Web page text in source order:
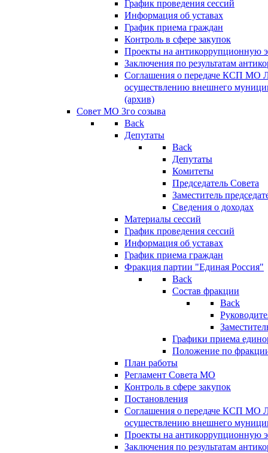
График проведения сессий
Информация об уставах
График приема граждан
Контроль в сфере закупок
Проекты на антикоррупционную
Заключения по результатам
Соглашения о передаче КСП МО
осуществлению внешнего
(архив)
Совет МО 3го созыва
Back
Депутаты
Back
Депутаты
Комитеты
Председатель Совета
Заместитель
Сведения о доходах
Материалы сессий
График проведения сессий
Информация об уставах
График приема граждан
Фракция партии "Единая Россия"
Back
Состав фракции
Back
Графики приема
Положение по
План работы
Регламент Совета МО
Контроль в сфере закупок
Постановления
Соглашения о передаче КСП МО
осуществлению внешнего
Проекты на антикоррупционную
Заключения по результатам